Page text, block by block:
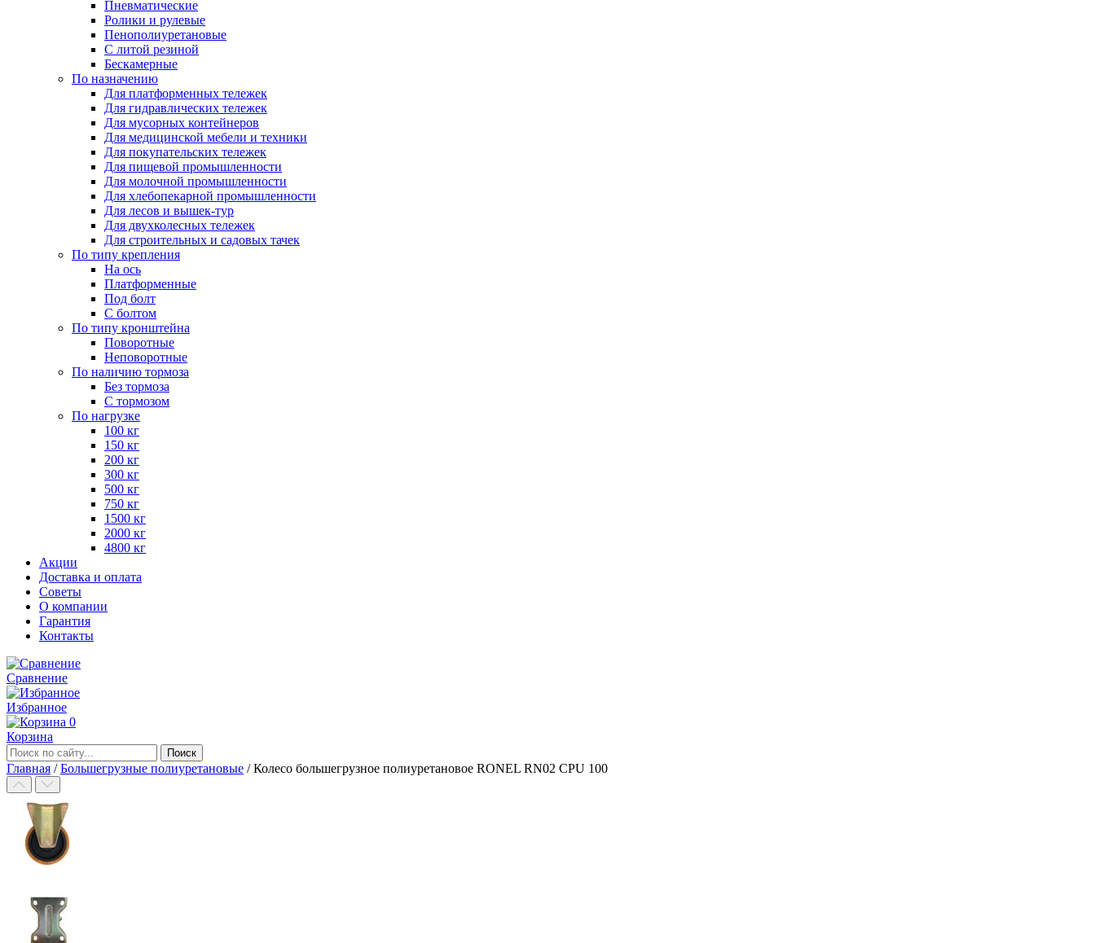
Пневматические
Ролики и рулевые
Пенополиуретановые
С литой резиной
Бескамерные
По назначению
Для платформенных тележек
Для гидравлических тележек
Для мусорных контейнеров
Для медицинской мебели и техники
Для покупательских тележек
Для пищевой промышленности
Для молочной промышленности
Для хлебопекарной промышленности
Для лесов и вышек-тур
Для двухколесных тележек
Для строительных и садовых тачек
По типу крепления
На ось
Платформенные
Под болт
С болтом
По типу кронштейна
Поворотные
Неповоротные
По наличию тормоза
Без тормоза
С тормозом
По нагрузке
100 кг
150 кг
200 кг
300 кг
500 кг
750 кг
1500 кг
2000 кг
4800 кг
Акции
Доставка и оплата
Советы
О компании
Гарантия
Контакты
Сравнение
Избранное
0
Корзина
Главная /Большегрузные полиуретановые /Колесо большегрузное полиуретановое RONEL RN02 CPU 100